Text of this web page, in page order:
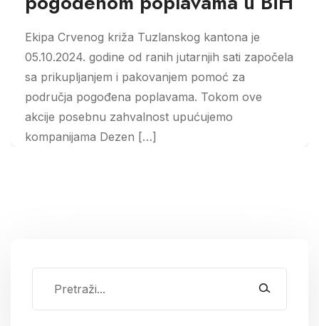
Ekipa Crvenog križa Tuzlanskog kantona je
05.10.2024. godine od ranih jutarnjih sati započela
sa prikupljanjem i pakovanjem pomoć za
područja pogođena poplavama. Tokom ove
akcije posebnu zahvalnost upućujemo
kompanijama Dezen […]